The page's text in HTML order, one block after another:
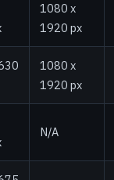
1080 x
1920 px
1080 x
1920 px
N/A